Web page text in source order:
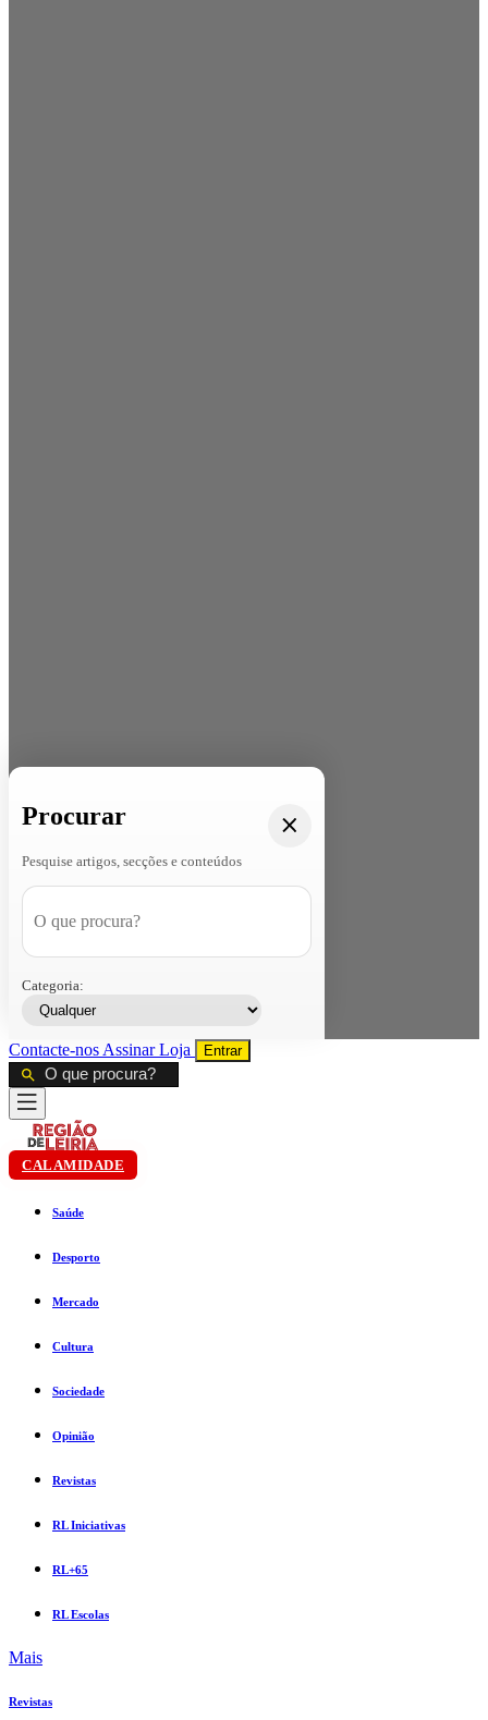
Procurar
Pesquise artigos, secções e conteúdos
Categoria:
Contacte-nos AssinarLoja Entrar
CALAMIDADE
Saúde
Desporto
Mercado
Cultura
Sociedade
Opinião
Revistas
RL Iniciativas
RL+65
RL Escolas
Mais
Revistas